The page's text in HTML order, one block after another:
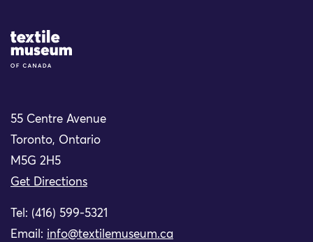
Site Logo
55 Centre Avenue
Toronto, Ontario
M5G 2H5
Get Directions
Tel: (416) 599-5321
Email: info@textilemuseum.ca